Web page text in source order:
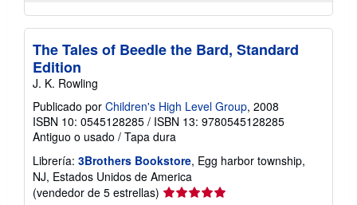
The Tales of Beedle the Bard, Standard
Edition
J. K. Rowling
Publicado por Children's High Level Group, 2008
ISBN 10: 0545128285 / ISBN 13: 9780545128285
Antiguo o usado / Tapa dura
Librería: 3Brothers Bookstore, Egg harbor township,
NJ, Estados Unidos de America
(vendedor de 5 estrellas) Calificación